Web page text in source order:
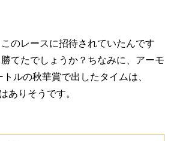
のレースに招待されていたんです
てたでしょうか？ちなみに、アーモ
ルの秋華賞で出したタイムは、
ありそうです。